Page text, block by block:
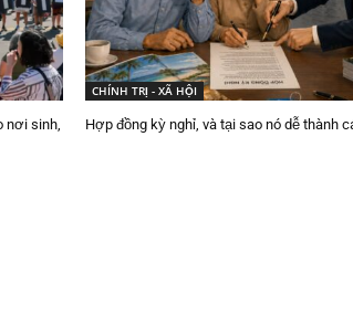
nơi sinh,
CHÍNH TRỊ - XÃ HỘI
Hợp đồng kỳ nghỉ, và tại sao nó dễ thành